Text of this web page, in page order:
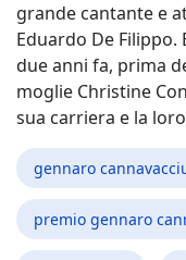
grande cantante e
Eduardo De Filippo.
due anni fa, prima
moglie Christine
sua carriera e la
gennaro
premio gennaro